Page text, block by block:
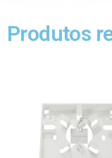
Produtos